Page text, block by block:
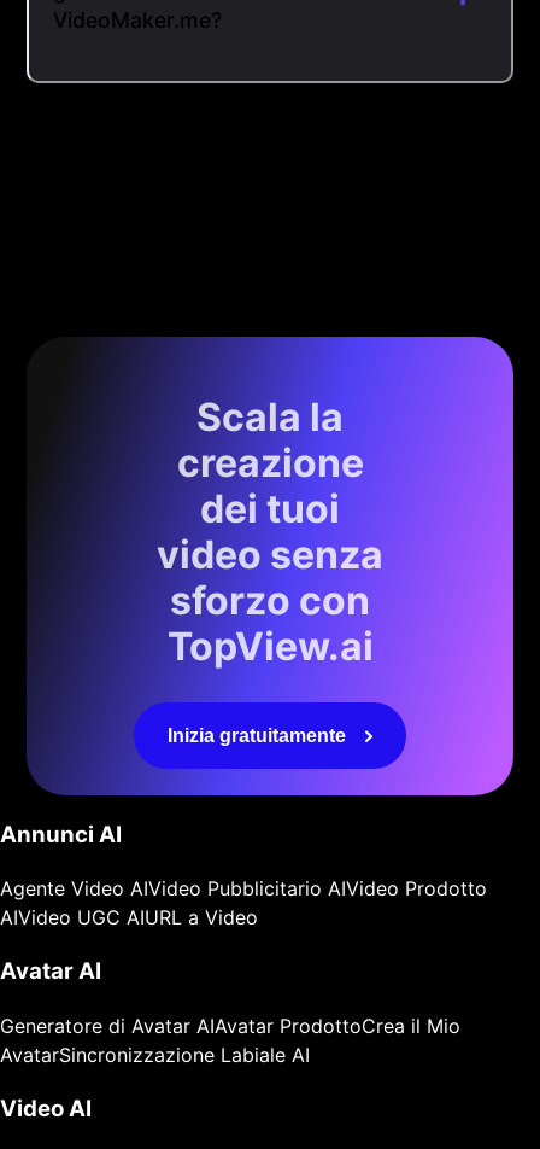
VideoMaker.me?
Scala la
creazione
dei tuoi
video senza
sforzo con
TopView.ai
Inizia gratuitamente
Annunci AI
Agente Video AIVideo Pubblicitario AIVideo Prodotto
AIVideo UGC AIURL a Video
Avatar AI
Generatore di Avatar AIAvatar ProdottoCrea il Mio
AvatarSincronizzazione Labiale AI
Video AI